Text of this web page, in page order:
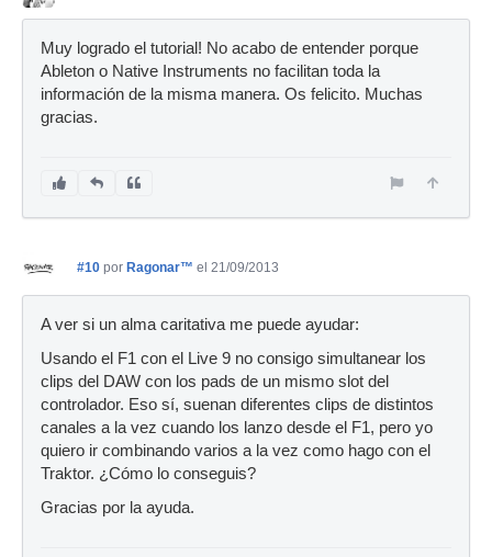
Muy logrado el tutorial! No acabo de entender porque
Ableton o Native Instruments no facilitan toda la
información de la misma manera. Os felicito. Muchas
gracias.
#10 por Ragonar™ el 21/09/2013
A ver si un alma caritativa me puede ayudar:
Usando el F1 con el Live 9 no consigo simultanear los
clips del DAW con los pads de un mismo slot del
controlador. Eso sí, suenan diferentes clips de distintos
canales a la vez cuando los lanzo desde el F1, pero yo
quiero ir combinando varios a la vez como hago con el
Traktor. ¿Cómo lo conseguis?
Gracias por la ayuda.